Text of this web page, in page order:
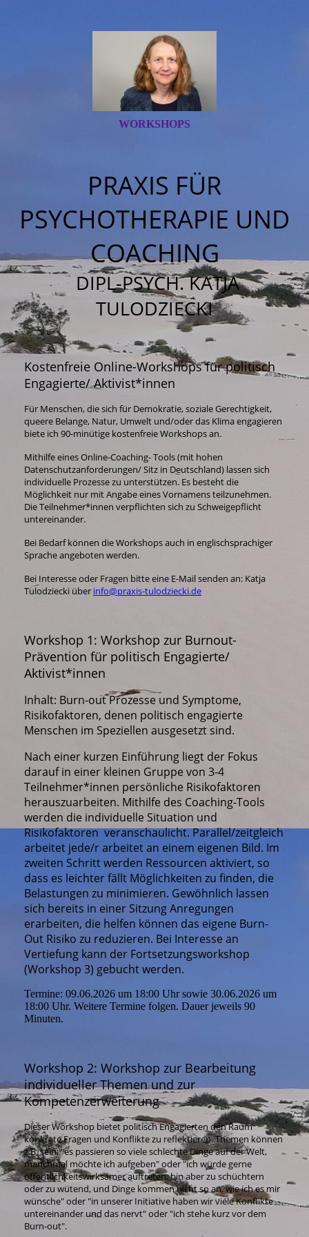
WORKSHOPS
PRAXIS FÜR
PSYCHOTHERAPIE UND
COACHING
DIPL-PSYCH. KATJA
TULODZIECKI
Kostenfreie Online-Workshops für politisch
Engagierte/ Aktivist*innen
Für Menschen, die sich für Demokratie, soziale Gerechtigkeit,
queere Belange, Natur, Umwelt und/oder das Klima engagieren
biete ich 90-minütige kostenfreie Workshops an.
Mithilfe eines Online-Coaching- Tools (mit hohen
Datenschutzanforderungen/ Sitz in Deutschland) lassen sich
individuelle Prozesse zu unterstützen. Es besteht die
Möglichkeit nur mit Angabe eines Vornamens teilzunehmen.
Die Teilnehmer*innen verpflichten sich zu Schweigepflicht
untereinander.
Bei Bedarf können die Workshops auch in englischsprachiger
Sprache angeboten werden.
Bei Interesse oder Fragen bitte eine E-Mail senden an: Katja
Tulodziecki über info@praxis-tulodziecki.de
Workshop 1: Workshop zur Burnout-
Prävention für politisch Engagierte/
Aktivist*innen
Inhalt: Burn-out Prozesse und Symptome,
Risikofaktoren, denen politisch engagierte
Menschen im Speziellen ausgesetzt sind.
Nach einer kurzen Einführung liegt der Fokus
darauf in einer kleinen Gruppe von 3-4
Teilnehmer*innen persönliche Risikofaktoren
herauszuarbeiten. Mithilfe des Coaching-Tools
werden die individuelle Situation und
Risikofaktoren veranschaulicht. Parallel/zeitgleich
arbeitet jede/r arbeitet an einem eigenen Bild. Im
zweiten Schritt werden Ressourcen aktiviert, so
dass es leichter fällt Möglichkeiten zu finden, die
Belastungen zu minimieren. Gewöhnlich lassen
sich bereits in einer Sitzung Anregungen
erarbeiten, die helfen können das eigene Burn-
Out Risiko zu reduzieren. Bei Interesse an
Vertiefung kann der Fortsetzungsworkshop
(Workshop 3) gebucht werden.
Termine: 09.06.2026 um 18:00 Uhr sowie 30.06.2026 um
18:00 Uhr. Weitere Termine folgen. Dauer jeweils 90
Minuten.
Workshop 2: Workshop zur Bearbeitung
individueller Themen und zur
Kompetenzerweiterung
Dieser Workshop bietet politisch Engagierten den Raum
konkrete Fragen und Konflikte zu reflektieren. Themen können
z.B. sein: "es passieren so viele schlechte Dinge auf der Welt,
manchmal möchte ich aufgeben" oder "ich würde gerne
öffentlichkeitswirksamer auftreten, bin aber zu schüchtern
oder zu wütend, und Dinge kommen nicht so an, wie ich es mir
wünsche" oder "in unserer Initiative haben wir viele Konflikte
untereinander und das nervt" oder "ich stehe kurz vor dem
Burn-out".